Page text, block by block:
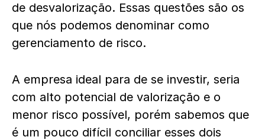
de desvalorização. Essas questões são os
que nós podemos denominar como
gerenciamento de risco.
A empresa ideal para de se investir, seria
com alto potencial de valorização e o
menor risco possível, porém sabemos que
é um pouco difícil conciliar esses dois